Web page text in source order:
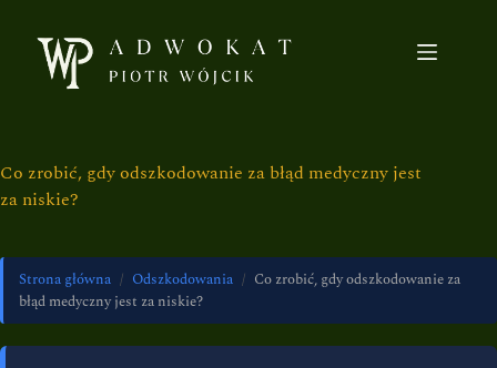
Co zrobić, gdy odszkodowanie za błąd medyczny jest
za niskie?
Strona główna / Odszkodowania / Co zrobić, gdy odszkodowanie za
błąd medyczny jest za niskie?